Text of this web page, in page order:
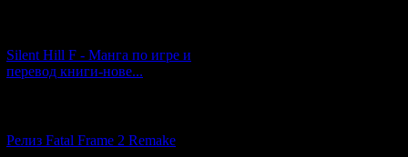
Silent Hill F - Манга по игре и
перевод книги-нове...
Релиз Fatal Frame 2 Remake